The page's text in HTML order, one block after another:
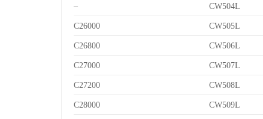
– CW504L
C26000 CW505L
C26800 CW506L
C27000 CW507L
C27200 CW508L
C28000 CW509L